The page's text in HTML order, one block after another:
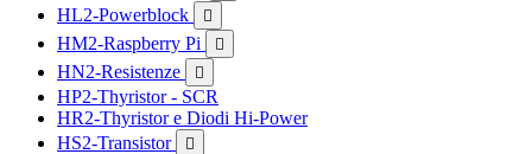
HL2-Powerblock 
HM2-Raspberry Pi 
HN2-Resistenze 
HP2-Thyristor - SCR
HR2-Thyristor e Diodi Hi-Power
HS2-Transistor
